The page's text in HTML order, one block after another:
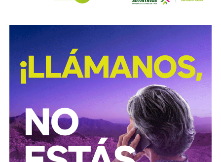
compartieron videos, que criticaron al
conductores hacia peatones
(como si eso no fuera pan
de cada día), ¿por qué no acompañaron sus post con un
“circule con cuidado”, “cumpla con lo establecido”,
“respete al peatón”?
A mis colegas de los medios: falta para el 2027, no
empecemos desde ya a
querer caerle mejor al que
todavía no saben si va a seguir en el poder, hagamos
periodismo útil, no crítica en busca de likes.
Conductores:respeten al peatón.Peatones:no usen el
móvil mientras cruzan las calles, ni intenten ganarle al